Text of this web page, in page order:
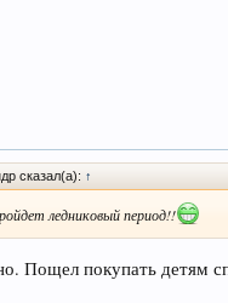
сказал(а): ↑
ледниковый период!!
Пощел покупать детям